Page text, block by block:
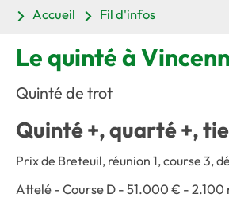
Accueil Fil d'infos
Le quinté à
Quinté de trot
Quinté +, quarté +,
Prix de Breteuil, réunion 1, course 3,
Attelé - Course D - 51.000 € -